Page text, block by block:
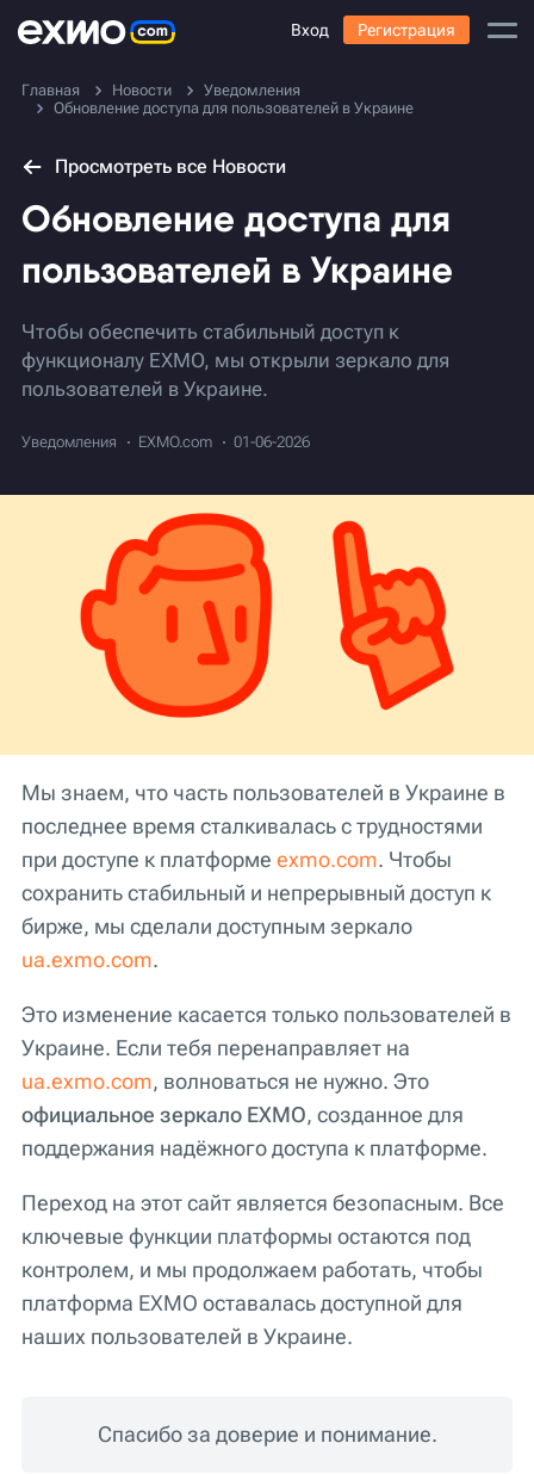
Вход Регистрация
Главная Новости
Уведомления
Обновление доступа для пользователей в Украине
Просмотреть все Новости
Обновление доступа для
пользователей в Украине
Чтобы обеспечить стабильный доступ к
функционалу EXMO, мы открыли зеркало для
пользователей в Украине.
Уведомления EXMO.com 01-06-2026
Мы знаем, что часть пользователей в Украине в
последнее время сталкивалась с трудностями
при доступе к платформе exmo.com. Чтобы
сохранить стабильный и непрерывный доступ к
бирже, мы сделали доступным зеркало
ua.exmo.com.
Это изменение касается только пользователей в
Украине. Если тебя перенаправляет на
ua.exmo.com, волноваться не нужно. Это
официальное зеркало EXMO, созданное для
поддержания надёжного доступа к платформе.
Переход на этот сайт является безопасным. Все
ключевые функции платформы остаются под
контролем, и мы продолжаем работать, чтобы
платформа EXMO оставалась доступной для
наших пользователей в Украине.
Спасибо за доверие и понимание.